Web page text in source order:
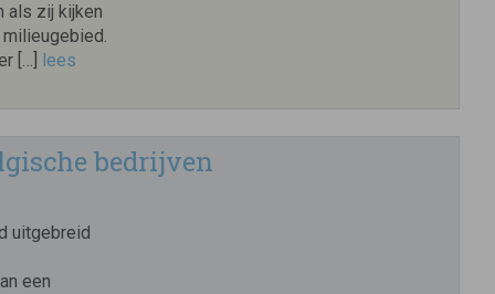
als zij kijken
[…] lees
bedrijven
uitgebreid
een